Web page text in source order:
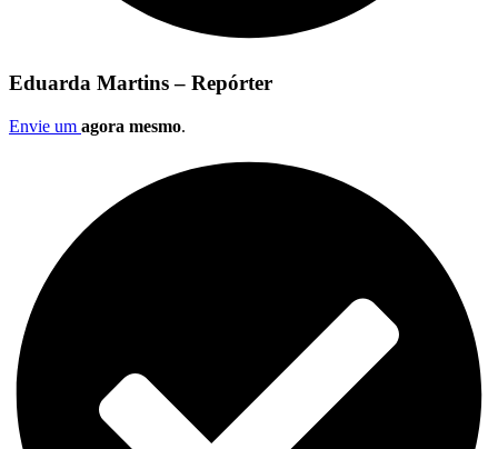
Eduarda Martins – Repórter
Envie um agora mesmo.